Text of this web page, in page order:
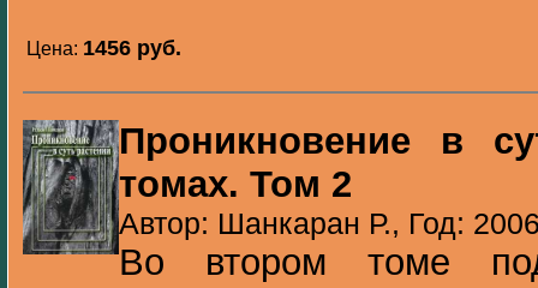
Цена: 1456 pуб.
Проникновение в
томах. Том 2
Автор: Шанкаран Р., Год:
Во втором томе